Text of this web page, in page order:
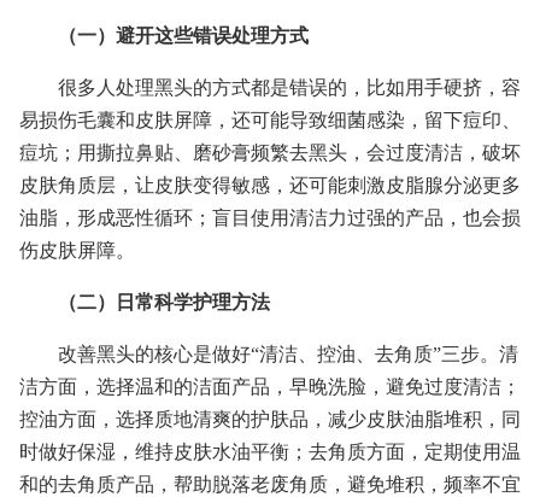
（一）避开这些错误处理方式
很多人处理黑头的方式都是错误的，比如用手硬挤，容
易损伤毛囊和皮肤屏障，还可能导致细菌感染，留下痘印、
痘坑；用撕拉鼻贴、磨砂膏频繁去黑头，会过度清洁，破坏
皮肤角质层，让皮肤变得敏感，还可能刺激皮脂腺分泌更多
油脂，形成恶性循环；盲目使用清洁力过强的产品，也会损
伤皮肤屏障。
（二）日常科学护理方法
改善黑头的核心是做好“清洁、控油、去角质”三步。清
洁方面，选择温和的洁面产品，早晚洗脸，避免过度清洁；
控油方面，选择质地清爽的护肤品，减少皮肤油脂堆积，同
时做好保湿，维持皮肤水油平衡；去角质方面，定期使用温
和的去角质产品，帮助脱落老废角质，避免堆积，频率不宜